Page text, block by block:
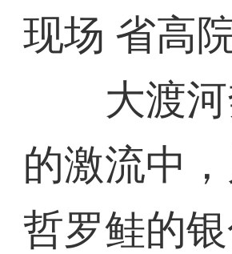
现场 省高
大渡河
的激流中
哲罗鲑的